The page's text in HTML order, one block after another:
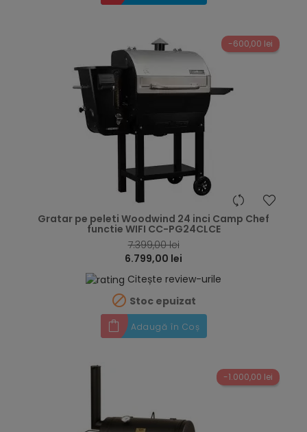
-600,00 lei
Gratar pe peleti Woodwind 24 inci Camp Chef
functie WIFI CC-PG24CLCE
7.399,00 lei
6.799,00 lei
Citește review-urile
 Stoc epuizat
Adaugă în Coș
-1.000,00 lei